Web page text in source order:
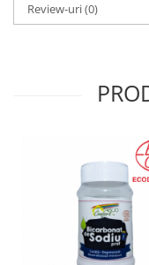
Review-uri(0)